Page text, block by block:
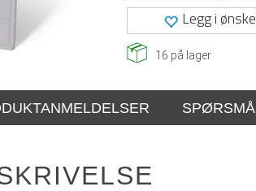
Legg i
16 på lager